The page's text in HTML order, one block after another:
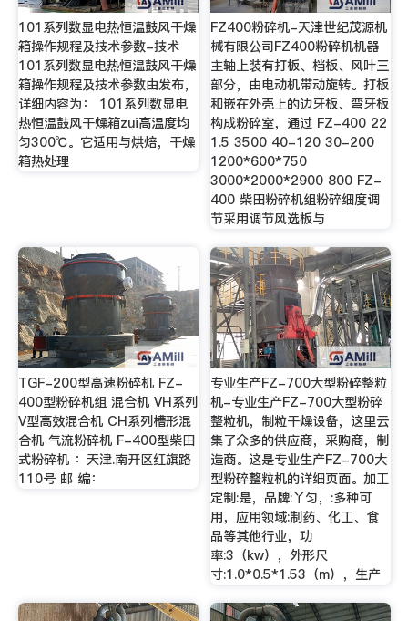
101系列数显电热恒温鼓风干燥
箱操作规程及技术参数-技术
101系列数显电热恒温鼓风干燥
箱操作规程及技术参数由发布，
详细内容为： 101系列数显电
热恒温鼓风干燥箱zui高温度均
匀300℃。它适用与烘焙，干燥
箱热处理
FZ400粉碎机-天津世纪茂源机
械有限公司FZ400粉碎机机器
主轴上装有打板、档板、风叶三
部分，由电动机带动旋转。打板
和嵌在外壳上的边牙板、弯牙板
构成粉碎室，通过 FZ-400 22
1.5 3500 40-120 30-200
1200*600*750
3000*2000*2900 800 FZ-
400 柴田粉碎机组粉碎细度调
节采用调节风选板与
TGF-200型高速粉碎机 FZ-
400型粉碎机组 混合机 VH系列
V型高效混合机 CH系列槽形混
合机 气流粉碎机 F-400型柴田
式粉碎机 ：天津.南开区红旗路
110号 邮 编：
专业生产FZ-700大型粉碎整粒
机-专业生产FZ-700大型粉碎
整粒机，制粒干燥设备，这里云
集了众多的供应商，采购商，制
造商。这是专业生产FZ-700大
型粉碎整粒机的详细页面。加工
定制:是，品牌:丫匀，:多种可
用，应用领域:制药、化工、食
品等其他行业，功
率:3（kw），外形尺
寸:1.0*0.5*1.53（m），生产